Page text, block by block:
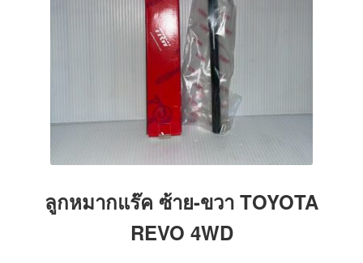
ลูกหมากแร๊ค ซ้าย-ขวา TOYOTA
REVO 4WD